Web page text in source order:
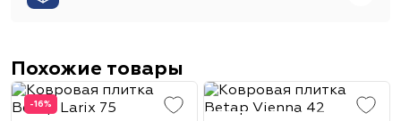
Похожие товары
-16%